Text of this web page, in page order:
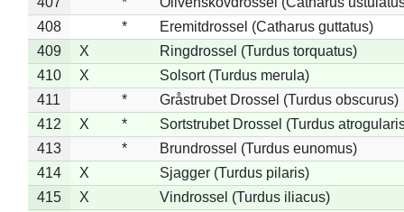
408
*
Eremitdrossel (Catharus guttatus)
409
X
Ringdrossel (Turdus torquatus)
410
X
Solsort (Turdus merula)
411
*
Gråstrubet Drossel (Turdus obscurus)
412
X *
Sortstrubet Drossel (Turdus
413
*
Brundrossel (Turdus eunomus)
414
X
Sjagger (Turdus pilaris)
415
X
Vindrossel (Turdus iliacus)